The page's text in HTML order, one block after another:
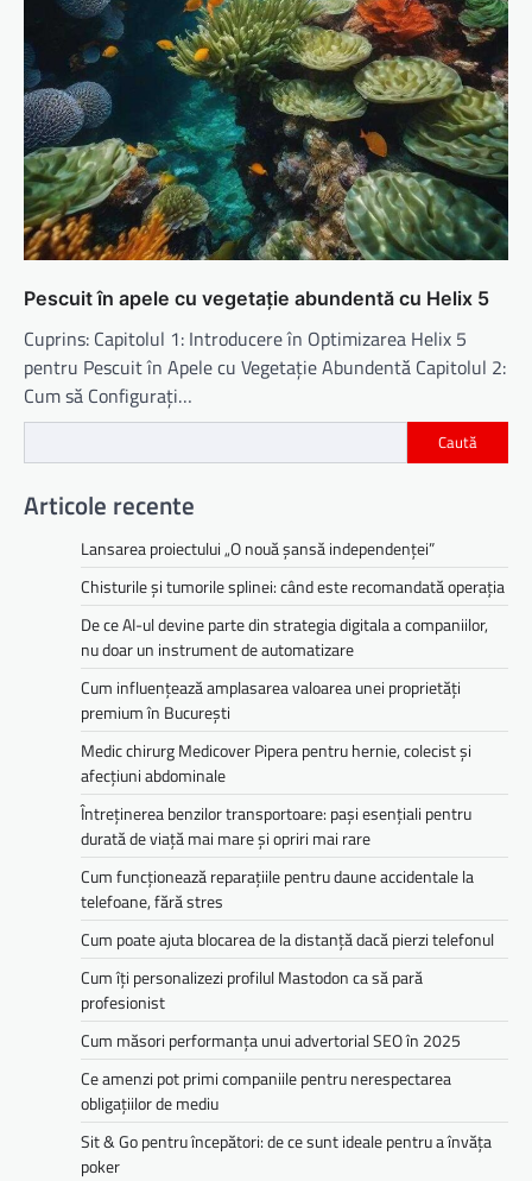
Pescuit în apele cu vegetație abundentă cu Helix 5
Cuprins: Capitolul 1: Introducere în Optimizarea Helix 5
pentru Pescuit în Apele cu Vegetație Abundentă Capitolul 2:
Cum să Configurați…
Caută
Articole recente
Lansarea proiectului „O nouă șansă independenței”
Chisturile și tumorile splinei: când este recomandată operația
De ce AI-ul devine parte din strategia digitala a companiilor,
nu doar un instrument de automatizare
Cum influențează amplasarea valoarea unei proprietăți
premium în București
Medic chirurg Medicover Pipera pentru hernie, colecist și
afecțiuni abdominale
Întreținerea benzilor transportoare: pași esențiali pentru
durată de viață mai mare și opriri mai rare
Cum funcționează reparațiile pentru daune accidentale la
telefoane, fără stres
Cum poate ajuta blocarea de la distanță dacă pierzi telefonul
Cum îți personalizezi profilul Mastodon ca să pară
profesionist
Cum măsori performanța unui advertorial SEO în 2025
Ce amenzi pot primi companiile pentru nerespectarea
obligațiilor de mediu­­
Sit & Go pentru începători: de ce sunt ideale pentru a învăța
poker